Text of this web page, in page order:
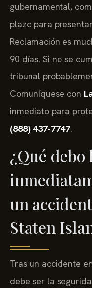
gubernamental,
plazo para
Reclamación es
90 días. Si no se
tribunal
Comuníquese con
inmediato para
(888) 437-7747.
¿Qué debo
un
Staten
Tras un accidente
debe ser la